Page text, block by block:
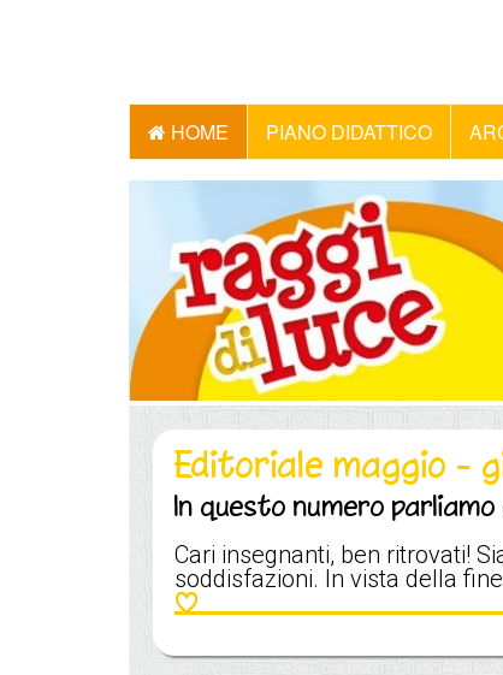
HOME PIANO DIDATTICO
Editoriale maggio -
In questo numero parliamo
Cari insegnanti, ben ritrovati!
soddisfazioni. In vista della